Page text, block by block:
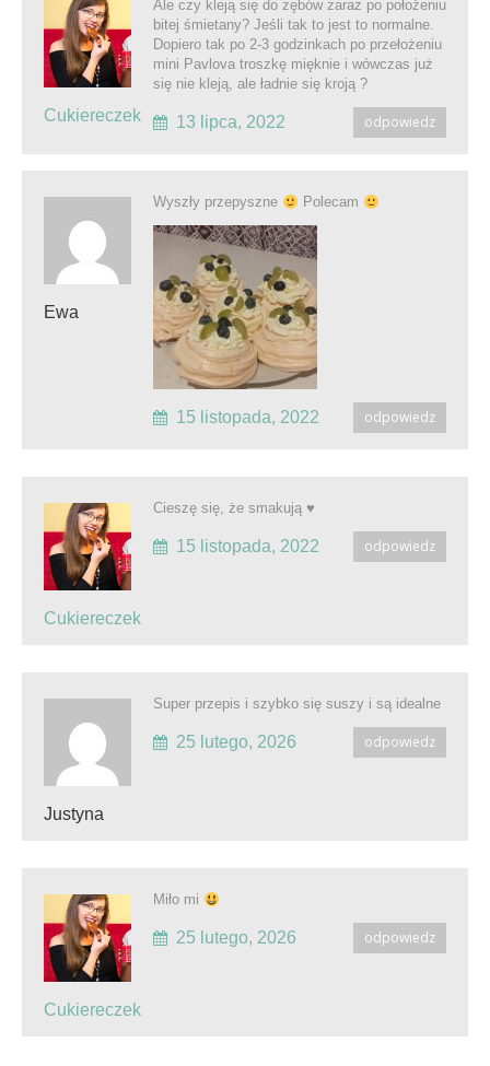
Cukiereczek
Ale czy kleją się do zębów zaraz po położeniu
bitej śmietany? Jeśli tak to jest to normalne.
Dopiero tak po 2-3 godzinkach po przełożeniu
mini Pavlova troszkę mięknie i wówczas już
się nie kleją, ale ładnie się kroją ?
odpowiedz
13 lipca, 2022
Ewa
Wyszły przepyszne Polecam
odpowiedz
15 listopada, 2022
Cukiereczek
Cieszę się, że smakują ♥️
odpowiedz
15 listopada, 2022
Justyna
Super przepis i szybko się suszy i są idealne
odpowiedz
25 lutego, 2026
Cukiereczek
Miło mi
odpowiedz
25 lutego, 2026